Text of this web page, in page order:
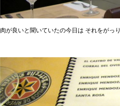
肉が良いと聞いていたの今日は それをがっ